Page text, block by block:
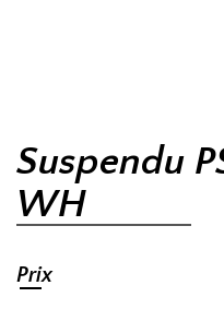
Suspendu
WH
Prix